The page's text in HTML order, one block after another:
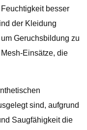
besser
der Kleidung
Geruchsbildung zu
Einsätze, die
sind, aufgrund
Saugfähigkeit die